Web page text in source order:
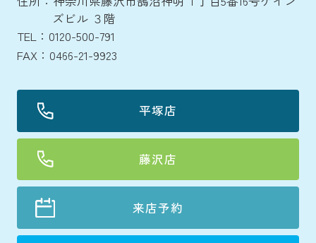
ズビル ３階
TEL：0120-500-791
FAX：0466-21-9923
平塚店
藤沢店
来店予約